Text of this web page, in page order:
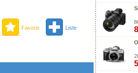
Favoris Liste